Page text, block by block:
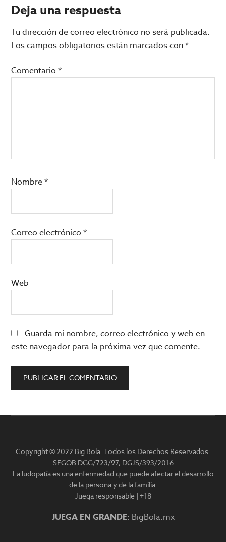
Interacciones
con
los
lectores
Deja una respuesta
Tu dirección de correo electrónico no será publicada.
Los campos obligatorios están marcados con*
Comentario*
Nombre*
Correo electrónico*
Web
Guarda mi nombre, correo electrónico y web en
este navegador para la próxima vez que comente.
principal
Copyright © 2022 Big Bola. Todos los Derechos Reservados.
SEGOB DGG/723/97, DGJS/393/2016
La ludopatía es una enfermedad que puede afectar el desarrollo
de la persona y de la familia.
Juega responsable | +18
JUEGA EN GRANDE: BigBola.mx